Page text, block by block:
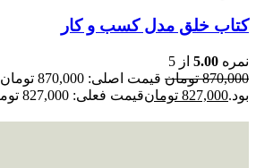
کتاب خلق مدل کسب و کار
نمره 5.00 از 5
870,000 تومان
قیمت اصلی: 870,000 تومان
بود.827,000 تومانقیمت فعلی: 827,000 تومان.